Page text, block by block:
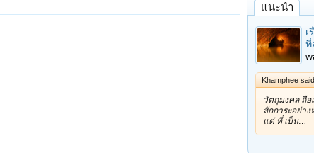
แนะนำ
เ
ที่
Khamphee
วัตถุมงคล ถือ
สักการะอย่าง
แต่ ที่ เป็น…